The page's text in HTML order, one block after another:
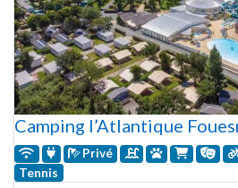
Camping l’Atlantique
Privé
Tennis